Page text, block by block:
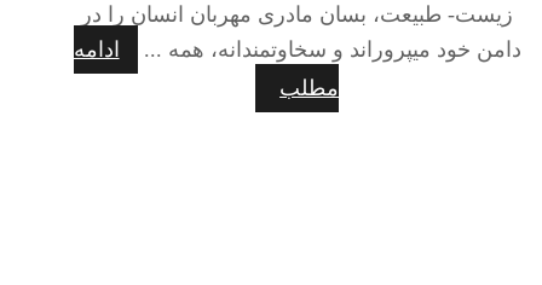
زیست- طبیعت، بسان مادری مهربان انسان را در
دامن خود میپروراند و سخاوتمندانه، همه ...
ادامه
مطلب